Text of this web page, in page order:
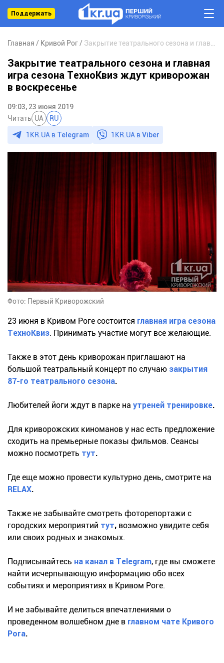
Поддержать
Главная Кривой Рог
Закрытие театрального сезона и главная
игра сезона ТехноКвиз ждут криворожан
в воскресенье
09:03, 23 июня 2019
Читать UA RU
1KR.UA в Telegram 1KR.UA вViber
Фото: Первый Криворожский
23 июня в Кривом Роге состоится главная игра сезона
ТехноКвиз. Принимать участие могут все желающие.
Также в этот день криворожан приглашают на
большой театральный концерт по случаю закрытия
87-го театрального сезона.
Любителей йоги ждут в парке на утреней тренировке.
Для криворожских киноманов у нас есть предложение
сходить на премьерные показы фильмов. Сеансы
можно посмотреть тут.
Где еще можно провести культурно день, смотрите на
RELAX.
Также не забывайте смотреть фоторепортажи с
городских мероприятий тут, возможно увидите себя
или своих родных и знакомых.
Подписывайтесь на канал в Тelegram, где вы сможете
найти исчерпывающую информацию обо всех
событиях и мероприятиях в Кривом Роге.
И не забывайте делиться впечатлениями о
проведенном волшебном дне в главном чате Кривого
Рога.